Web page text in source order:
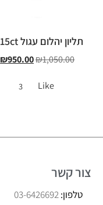
תליון יהלום עגול 0.15ct
₪1,050.00
₪950.00
Like
3
צור קשר
טלפון:03-6426692